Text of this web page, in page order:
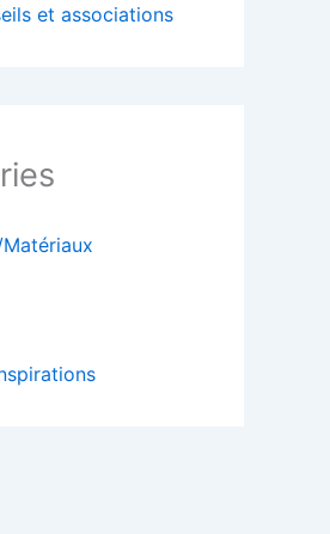
et associations